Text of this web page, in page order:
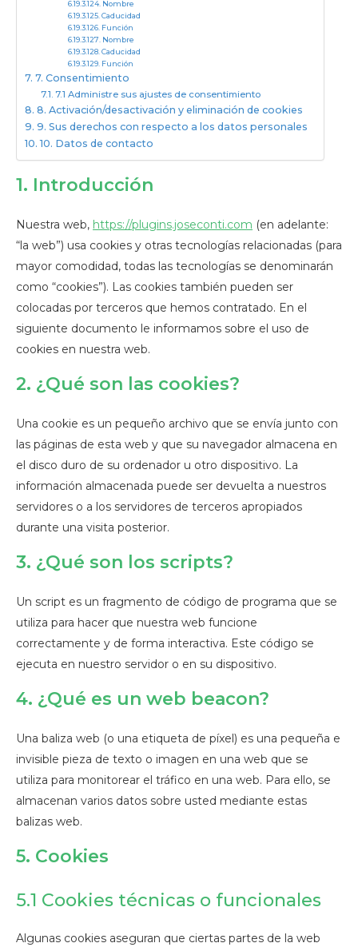
Nombre
Caducidad
Función
Nombre
Caducidad
Función
7. Consentimiento
7.1 Administre sus ajustes de consentimiento
8. Activación/desactivación y eliminación de cookies
9. Sus derechos con respecto a los datos personales
10. Datos de contacto
1. Introducción
Nuestra web, https://plugins.joseconti.com (en adelante:
“la web”) usa cookies y otras tecnologías relacionadas (para
mayor comodidad, todas las tecnologías se denominarán
como “cookies”). Las cookies también pueden ser
colocadas por terceros que hemos contratado. En el
siguiente documento le informamos sobre el uso de
cookies en nuestra web.
2. ¿Qué son las cookies?
Una cookie es un pequeño archivo que se envía junto con
las páginas de esta web y que su navegador almacena en
el disco duro de su ordenador u otro dispositivo. La
información almacenada puede ser devuelta a nuestros
servidores o a los servidores de terceros apropiados
durante una visita posterior.
3. ¿Qué son los scripts?
Un script es un fragmento de código de programa que se
utiliza para hacer que nuestra web funcione
correctamente y de forma interactiva. Este código se
ejecuta en nuestro servidor o en su dispositivo.
4. ¿Qué es un web beacon?
Una baliza web (o una etiqueta de píxel) es una pequeña e
invisible pieza de texto o imagen en una web que se
utiliza para monitorear el tráfico en una web. Para ello, se
almacenan varios datos sobre usted mediante estas
balizas web.
5. Cookies
5.1 Cookies técnicas o funcionales
Algunas cookies aseguran que ciertas partes de la web